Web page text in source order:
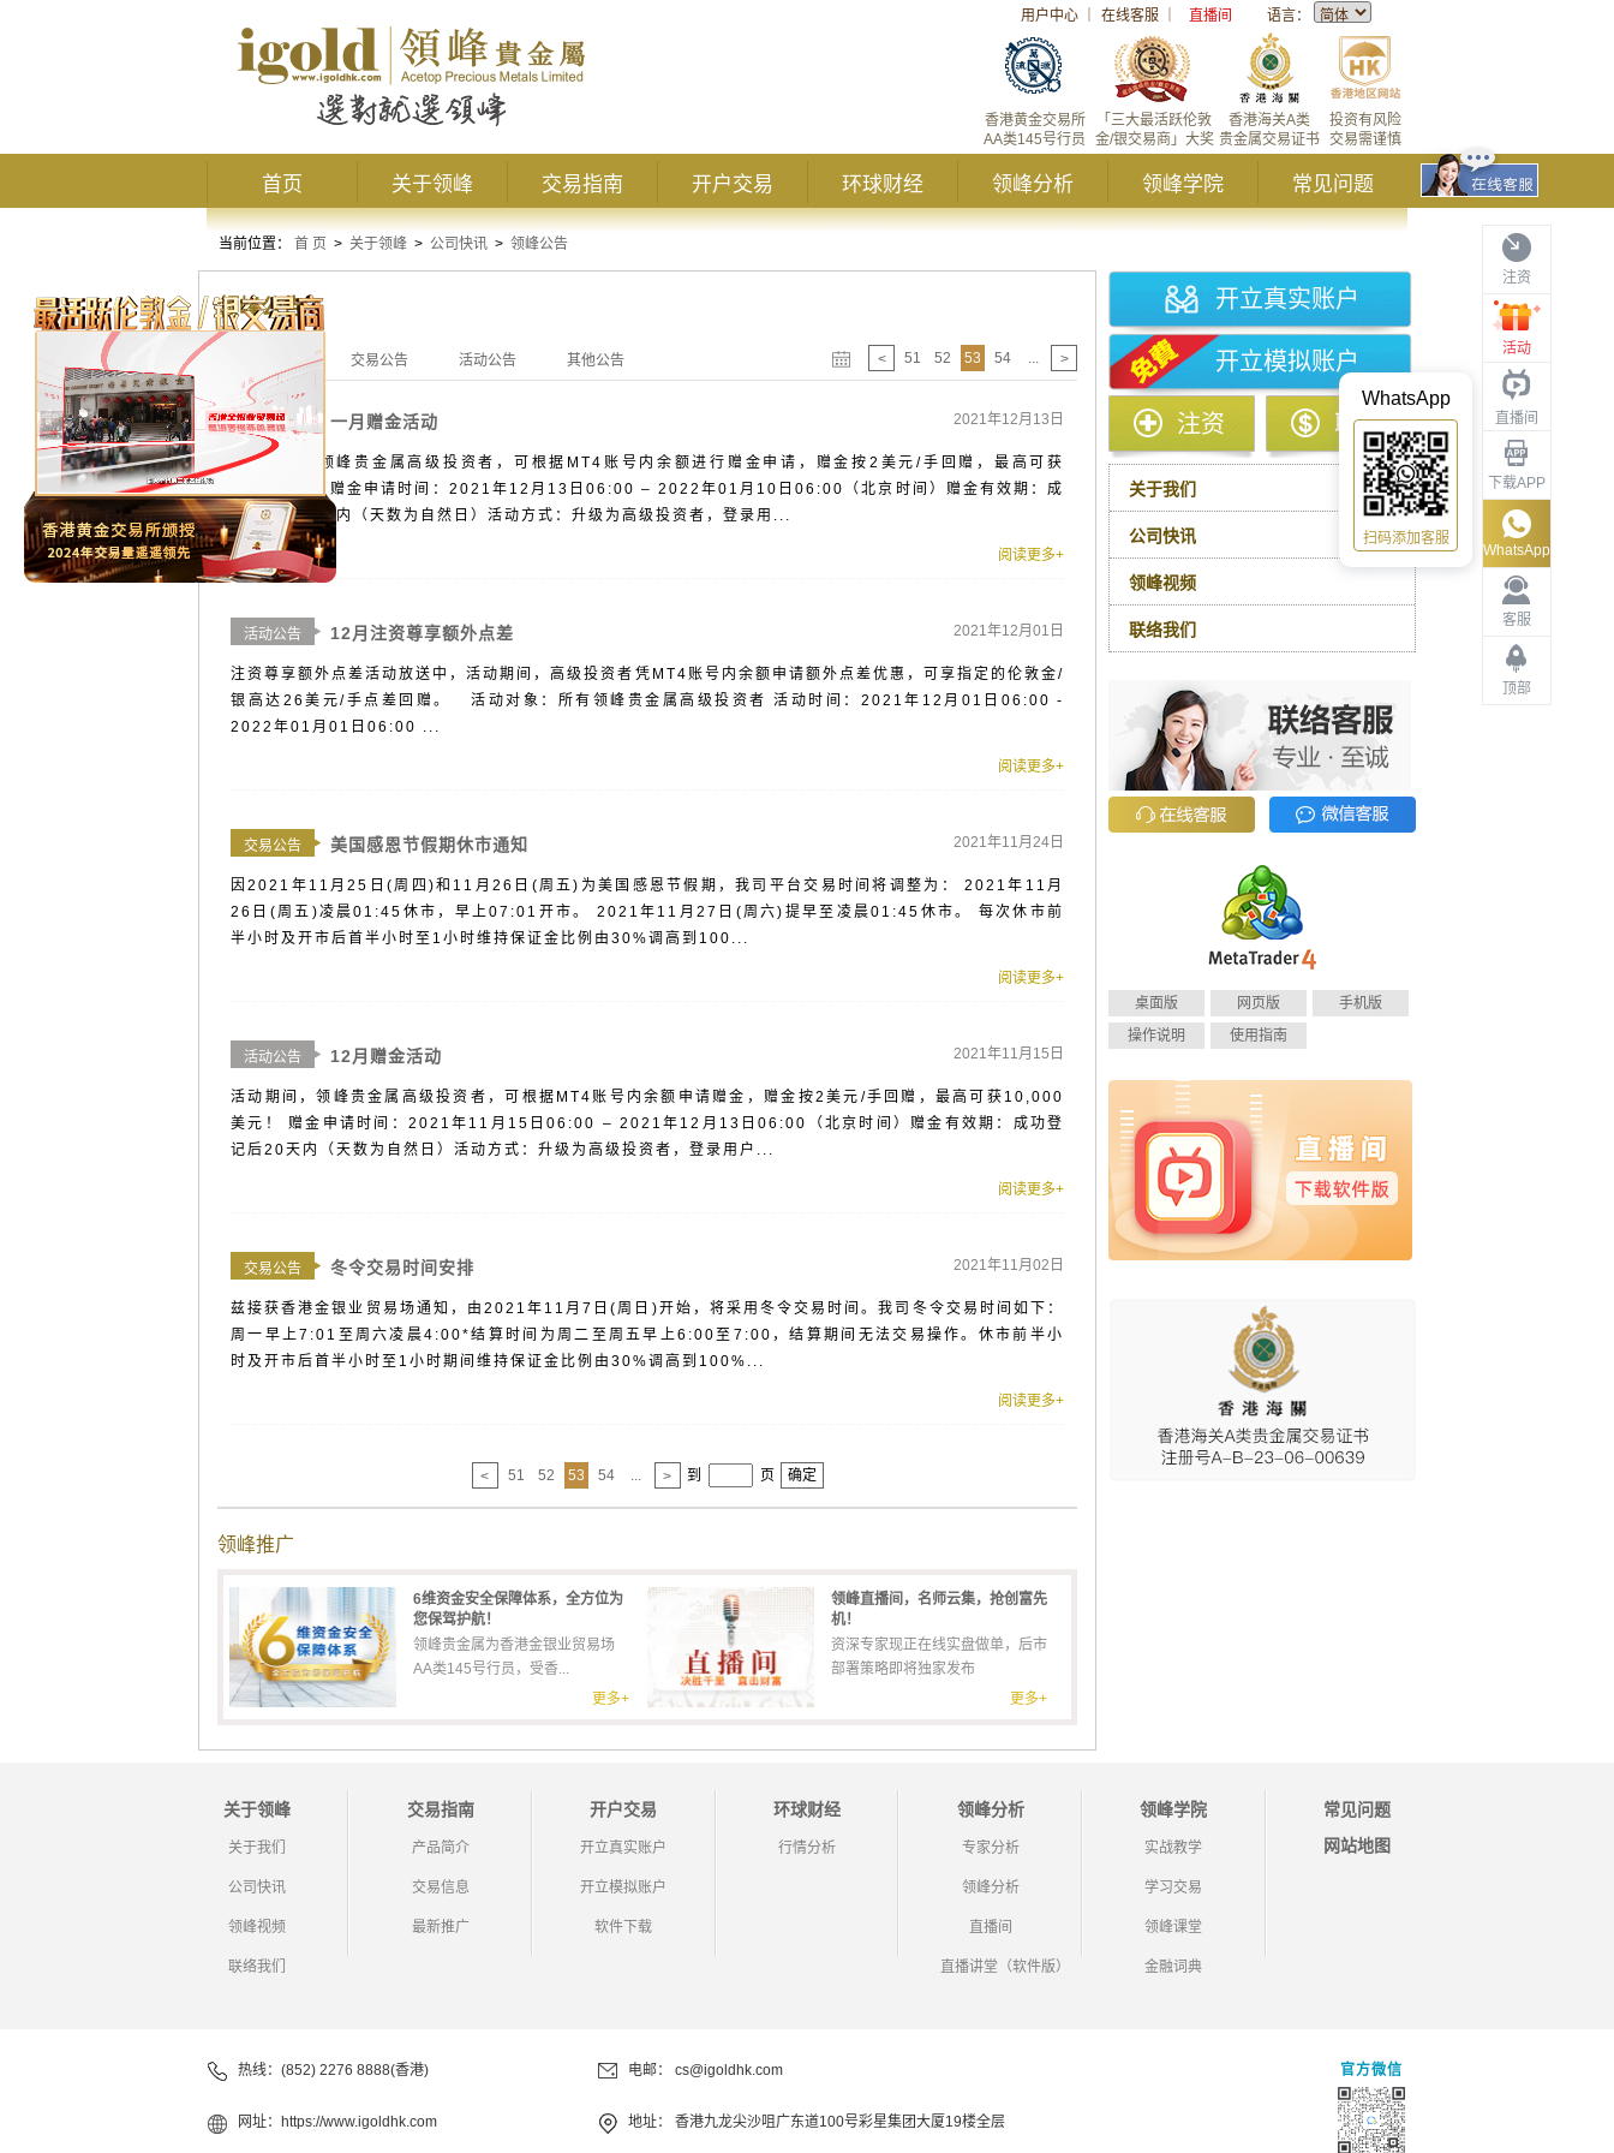
用户中心 在线客服 直播间 语言：
投资有风险
交易需谨慎
香港海关A类
贵金属交易证书
「三大最活跃伦敦
金/银交易商」大奖
香港黄金交易所
AA类145号行员
首页 关于领峰 交易指南 开户交易 环球财经 领峰分析 领峰学院 常见问题
注资
活动
直播间
下载APP
客服
顶部
WhatsApp
WhatsApp
扫码添加客服
当前位置： 首 页 > 关于领峰 > 公司快讯 > 领峰公告
领峰公告
交易公告 活动公告 其他公告 < 51 52 53 54 ... >
活动公告 一月赠金活动 2021年12月13日
活动期间，领峰贵金属高级投资者，可根据MT4账号内余额进行赠金申请，赠金按2美元/手回赠，最高可获
10,000元！ 赠金申请时间：2021年12月13日06:00 – 2022年01月10日06:00（北京时间）赠金有效期：成
功登记后20天内（天数为自然日）活动方式：升级为高级投资者，登录用...
阅读更多+
活动公告 12月注资尊享额外点差 2021年12月01日
注资尊享额外点差活动放送中，活动期间，高级投资者凭MT4账号内余额申请额外点差优惠，可享指定的伦敦金/
银高达26美元/手点差回赠。 活动对象：所有领峰贵金属高级投资者 活动时间：2021年12月01日06:00 -
2022年01月01日06:00 ...
阅读更多+
交易公告 美国感恩节假期休市通知 2021年11月24日
因2021年11月25日(周四)和11月26日(周五)为美国感恩节假期，我司平台交易时间将调整为： 2021年11月
26日(周五)凌晨01:45休市，早上07:01开市。 2021年11月27日(周六)提早至凌晨01:45休市。 每次休市前
半小时及开市后首半小时至1小时维持保证金比例由30%调高到100...
阅读更多+
活动公告 12月赠金活动 2021年11月15日
活动期间，领峰贵金属高级投资者，可根据MT4账号内余额申请赠金，赠金按2美元/手回赠，最高可获10,000
美元！ 赠金申请时间：2021年11月15日06:00 – 2021年12月13日06:00（北京时间）赠金有效期：成功登
记后20天内（天数为自然日）活动方式：升级为高级投资者，登录用户...
阅读更多+
交易公告 冬令交易时间安排 2021年11月02日
兹接获香港金银业贸易场通知，由2021年11月7日(周日)开始，将采用冬令交易时间。我司冬令交易时间如下：
周一早上7:01至周六凌晨4:00*结算时间为周二至周五早上6:00至7:00，结算期间无法交易操作。休市前半小
时及开市后首半小时至1小时期间维持保证金比例由30%调高到100%...
阅读更多+
< 51 52 53 54 ... > 到 页 确定
领峰推广
6维资金安全保障体系，全方位为
您保驾护航！
领峰贵金属为香港金银业贸易场
AA类145号行员，受香...
更多+
领峰直播间，名师云集，抢创富先
机！
资深专家现正在线实盘做单，后市
部署策略即将独家发布
更多+
开立真实账户
开立模拟账户
注资 取款
关于我们
公司快讯
领峰视频
联络我们
桌面版 网页版
手机版
操作说明
使用指南
关于领峰
关于我们
公司快讯
领峰视频
联络我们
交易指南
产品简介
交易信息
最新推广
开户交易
开立真实账户
开立模拟账户
软件下载
环球财经
行情分析
领峰分析
专家分析
领峰分析
直播间
直播讲堂（软件版）
领峰学院
实战教学
学习交易
领峰课堂
金融词典
常见问题
网站地图
热线：(852) 2276 8888(香港) 电邮： cs@igoldhk.com
网址： https://www.igoldhk.com 地址： 香港九龙尖沙咀广东道100号彩星集团大厦19楼全层
官方微信